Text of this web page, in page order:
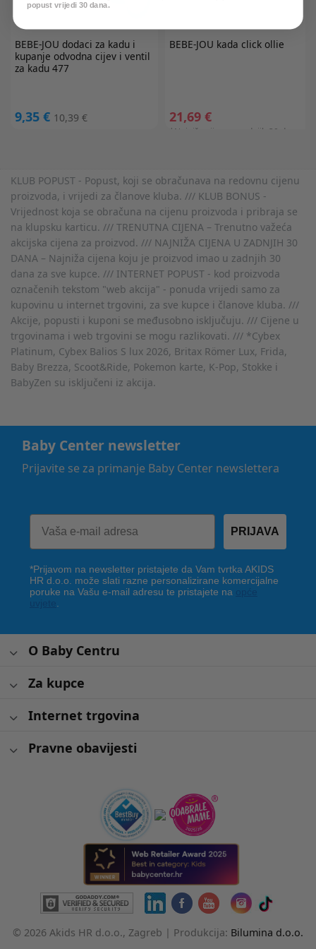
BEBE-JOU dodaci za kadu i
kupanje odvodna cijev i ventil
za kadu 477
9,35 € 10,39 €
BEBE-JOU kada click ollie
21,69 €
*Najniža cijena u zadnjih 30 dana:
KLUB POPUST - Popust, koji se obračunava na redovnu cijenu
proizvoda, i vrijedi za članove kluba. /// KLUB BONUS -
Vrijednost koja se obračuna na cijenu proizvoda i pribraja se
na klupsku karticu. /// TRENUTNA CIJENA – Trenutno važeća
akcijska cijena za proizvod. /// NAJNIŽA CIJENA U ZADNJIH 30
DANA – Najniža cijena koju je proizvod imao u zadnjih 30
dana za sve kupce. /// INTERNET POPUST - kod proizvoda
označenih tekstom "web akcija" - ponuda vrijedi samo za
kupovinu u internet trgovini, za sve kupce i članove kluba. ///
Akcije, popusti i kuponi se međusobno isključuju. /// Cijene u
trgovinama i web trgovini se mogu razlikovati. /// *Cybex
Platinum, Cybex Balios S lux 2026, Britax Römer Lux, Frida,
Baby Brezza, Scoot&Ride, Pokemon karte, K-Pop, Stokke i
BabyZen su isključeni iz akcija.
Baby Center newsletter
Prijavite se za primanje Baby Center newslettera
PRIJAVA
*Prijavom na newsletter pristajete da Vam tvrtka AKIDS
HR d.o.o. može slati razne personalizirane komercijalne
poruke na Vašu e-mail adresu te pristajete na
O Baby Centru
Za kupce
Internet trgovina
Pravne obavijesti
© 2026 Akids HR d.o.o., Zagreb | Produkcija: Bilumina d.o.o.
popust vrijedi 30 dana.